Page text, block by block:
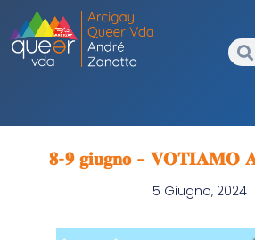
𝟖-𝟗 𝐠𝐢𝐮𝐠𝐧𝐨 – 𝐕𝐎𝐓𝐈𝐀𝐌𝐎
5 Giugno, 2024